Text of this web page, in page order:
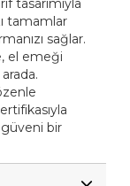
tasarımıyla
tamamlar
sağlar.
el emeği
güveni bir